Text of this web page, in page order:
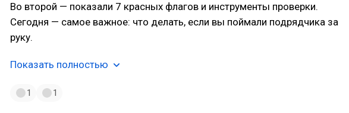
Во второй — показали 7 красных флагов и инструменты проверки.
Сегодня — самое важное: что делать, если вы поймали подрядчика за
руку.
Показать полностью
1 1